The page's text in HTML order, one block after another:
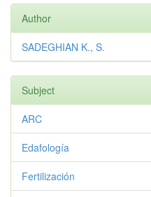
Author
SADEGHIAN K., S.
Subject
ARC
Edafología
Fertilización